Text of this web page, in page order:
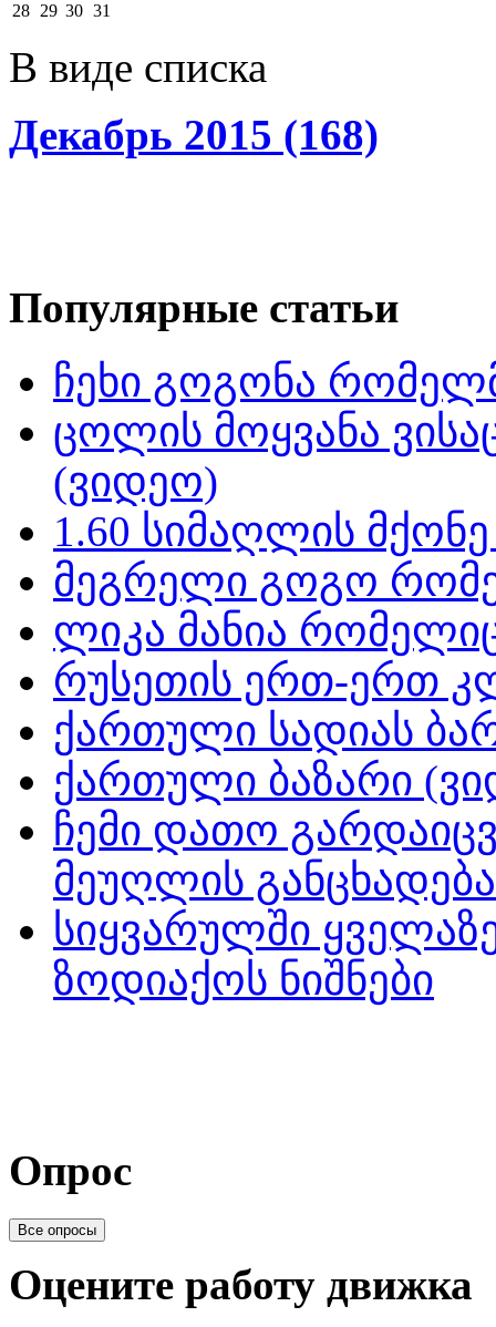
28 29 30 31
В виде списка
Декабрь 2015 (168)
Популярные статьи
ჩეხი გოგონა
ცოლის მოყვანა
(ვიდეო)
1.60 სიმაღლის
მეგრელი გოგო
ლიკა მანია
რუსეთის ერთ-ერთ
ქართული სადიას
ქართული ბაზარი
ჩემი დათო
მეუღლის განცხადება
სიყვარულში
ზოდიაქოს ნიშნები
Опрос
Все опросы
Оцените работу движка